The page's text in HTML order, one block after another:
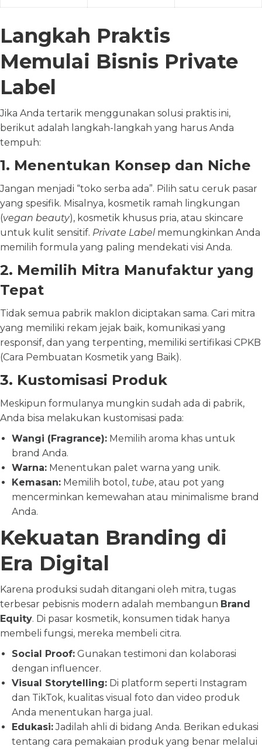
Langkah Praktis
Memulai Bisnis Private
Label
Jika Anda tertarik menggunakan solusi praktis ini,
berikut adalah langkah-langkah yang harus Anda
tempuh:
1. Menentukan Konsep dan Niche
Jangan menjadi “toko serba ada”. Pilih satu ceruk pasar
yang spesifik. Misalnya, kosmetik ramah lingkungan
(vegan beauty), kosmetik khusus pria, atau skincare
untuk kulit sensitif. Private Labelmemungkinkan Anda
memilih formula yang paling mendekati visi Anda.
2. Memilih Mitra Manufaktur yang
Tepat
Tidak semua pabrik maklon diciptakan sama. Cari mitra
yang memiliki rekam jejak baik, komunikasi yang
responsif, dan yang terpenting, memiliki sertifikasi CPKB
(Cara Pembuatan Kosmetik yang Baik).
3. Kustomisasi Produk
Meskipun formulanya mungkin sudah ada di pabrik,
Anda bisa melakukan kustomisasi pada:
Wangi (Fragrance): Memilih aroma khas untuk
brand Anda.
Warna: Menentukan palet warna yang unik.
Kemasan: Memilih botol, tube, atau pot yang
mencerminkan kemewahan atau minimalisme brand
Anda.
Kekuatan Branding di
Era Digital
Karena produksi sudah ditangani oleh mitra, tugas
terbesar pebisnis modern adalah membangun Brand
Equity. Di pasar kosmetik, konsumen tidak hanya
membeli fungsi, mereka membeli citra.
Social Proof: Gunakan testimoni dan kolaborasi
dengan influencer.
Visual Storytelling: Di platform seperti Instagram
dan TikTok, kualitas visual foto dan video produk
Anda menentukan harga jual.
Edukasi:Jadilah ahli di bidang Anda. Berikan edukasi
tentang cara pemakaian produk yang benar melalui